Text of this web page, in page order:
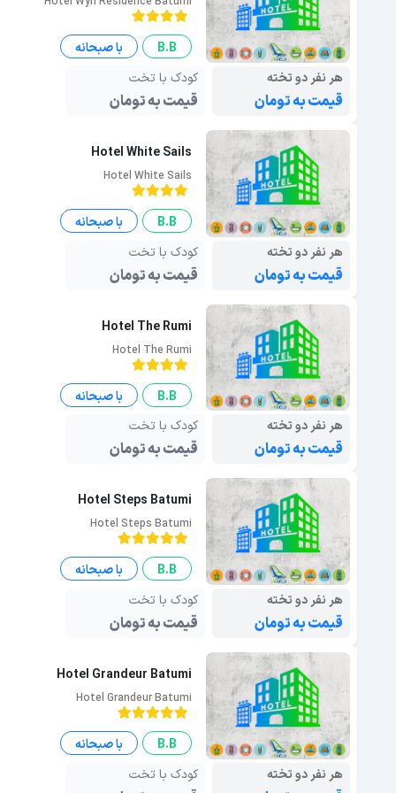
B.B
با صبحانه
هر نفر دو تخته
قیمت به تومان
کودک با تخت
قیمت به تومان
Hotel White Sails
Hotel White Sails
B.B
با صبحانه
هر نفر دو تخته
قیمت به تومان
کودک با تخت
قیمت به تومان
Hotel The Rumi
Hotel The Rumi
B.B
با صبحانه
هر نفر دو تخته
قیمت به تومان
کودک با تخت
قیمت به تومان
Hotel Steps Batumi
Hotel Steps Batumi
B.B
با صبحانه
هر نفر دو تخته
قیمت به تومان
کودک با تخت
قیمت به تومان
Hotel Grandeur Batumi
Hotel Grandeur Batumi
B.B
با صبحانه
هر نفر دو تخته
کودک با تخت